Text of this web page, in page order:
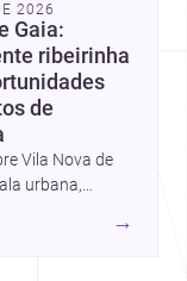
2026
Gaia:
ribeirinha
de
Vila Nova de
urbana,
e
→